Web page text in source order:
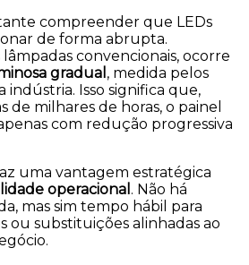
compreender que LEDs
de forma abrupta.
convencionais, ocorre
gradual , medida pelos
indústria. Isso significa que,
de milhares de horas, o painel
com redução progressiva
uma vantagem estratégica
operacional . Não há
mas sim tempo hábil para
ou substituições alinhadas ao